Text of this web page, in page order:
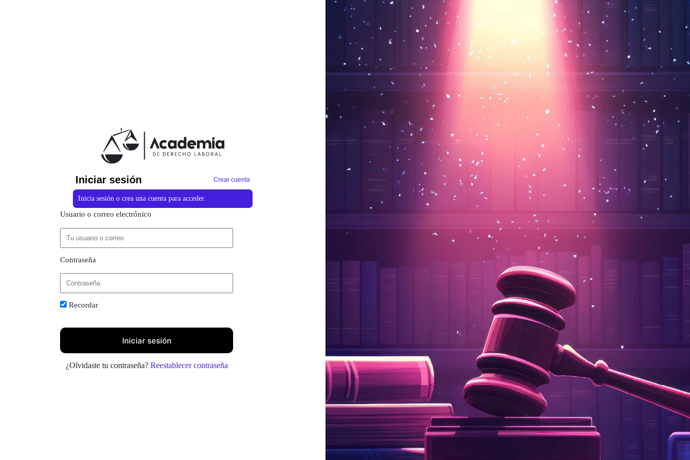
Iniciar sesión Crear cuenta
Inicia sesión o crea una cuenta para acceder.
Usuario o correo electrónico
Contraseña
Recordar
¿Olvidaste tu contraseña? Reestablecer contraseña